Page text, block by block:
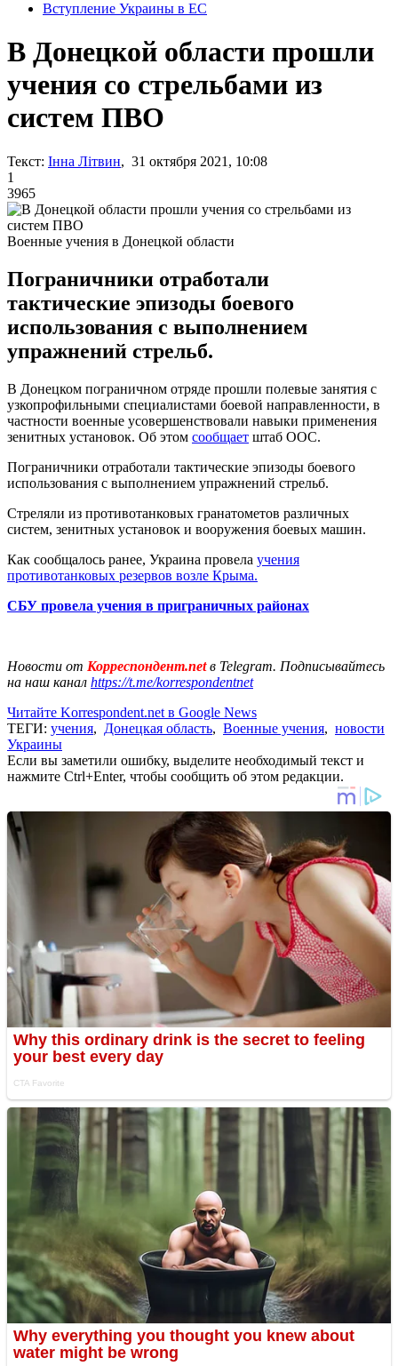
Вступление Украины в ЕС
В Донецкой области прошли
учения со стрельбами из
систем ПВО
Текст: Інна Літвин, 31 октября 2021, 10:08
1
3965
Военные учения в Донецкой области
Пограничники отработали
тактические эпизоды боевого
использования с выполнением
упражнений стрельб.
В Донецком пограничном отряде прошли полевые занятия с
узкопрофильными специалистами боевой направленности, в
частности военные усовершенствовали навыки применения
зенитных установок. Об этом сообщает штаб ООС.
Пограничники отработали тактические эпизоды боевого
использования с выполнением упражнений стрельб.
Стреляли из противотанковых гранатометов различных
систем, зенитных установок и вооружения боевых машин.
Как сообщалось ранее, Украина провела учения
противотанковых резервов возле Крыма.
СБУ провела учения в приграничных районах
Новости от Корреспондент.netв Telegram. Подписывайтесь
на наш канал https://t.me/korrespondentnet
Читайте Korrespondent.net в Google News
ТЕГИ: учения, Донецкая область, Военные учения, новости
Украины
Если вы заметили ошибку, выделите необходимый текст и
нажмите Ctrl+Enter, чтобы сообщить об этом редакции.